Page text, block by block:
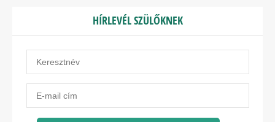
HÍRLEVÉL SZÜLŐKNEK